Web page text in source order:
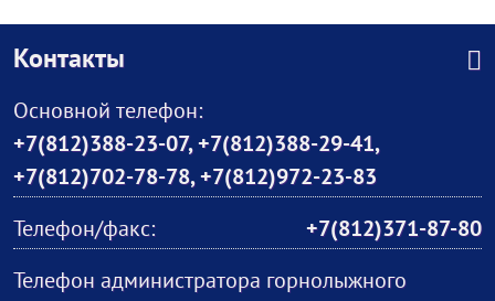
Контакты
Основной телефон:
+7(812)388-23-07,+7(812)388-29-41,
+7(812)702-78-78,+7(812)972-23-83
Телефон/факс:
+7(812)371-87-80
Телефон администратора горнолыжного